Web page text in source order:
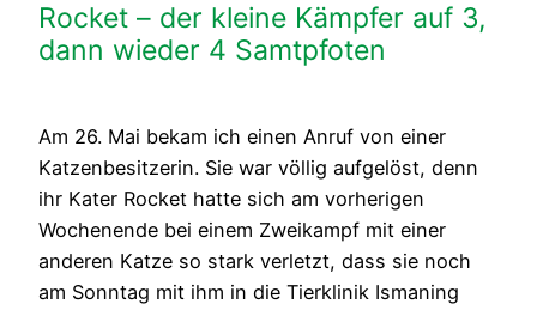
Rocket – der kleine Kämpfer auf 3,
dann wieder 4 Samtpfoten
Am 26. Mai bekam ich einen Anruf von einer
Katzenbesitzerin. Sie war völlig aufgelöst, denn
ihr Kater Rocket hatte sich am vorherigen
Wochenende bei einem Zweikampf mit einer
anderen Katze so stark verletzt, dass sie noch
am Sonntag mit ihm in die Tierklinik Ismaning